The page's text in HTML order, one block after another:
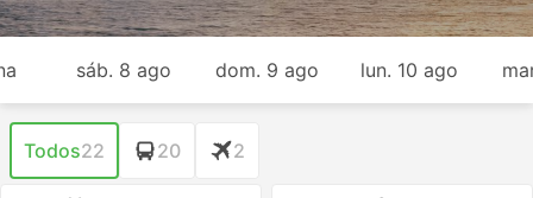
sáb. 8 ago dom. 9 ago lun. 10 ago
Todos22 20 2